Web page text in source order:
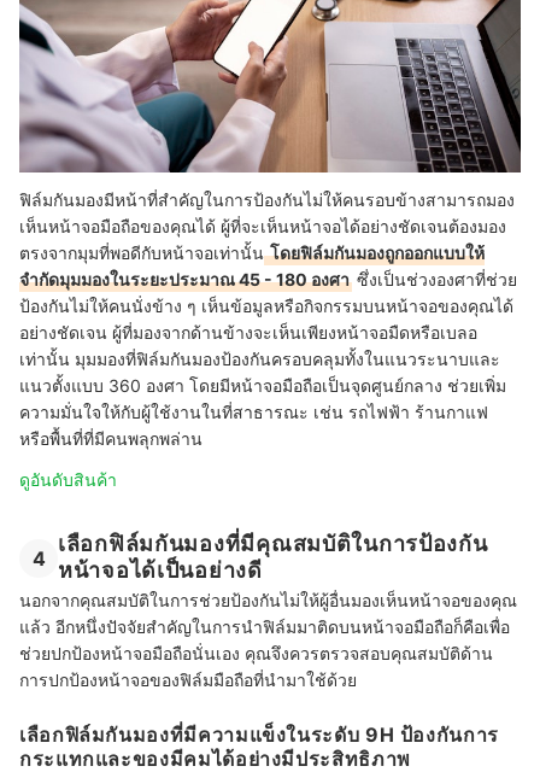
ฟิล์มกันมองมีหน้าที่สำคัญในการป้องกันไม่ให้คนรอบข้างสามารถมอง
เห็นหน้าจอมือถือของคุณได้ ผู้ที่จะเห็นหน้าจอได้อย่างชัดเจนต้องมอง
ตรงจากมุมที่พอดีกับหน้าจอเท่านั้นโดยฟิล์มกันมองถูกออกแบบให้
จำกัดมุมมองในระยะประมาณ 45 - 180 องศา ซึ่งเป็นช่วงองศาที่ช่วย
ป้องกันไม่ให้คนนั่งข้าง ๆ เห็นข้อมูลหรือกิจกรรมบนหน้าจอของคุณได้
อย่างชัดเจน ผู้ที่มองจากด้านข้างจะเห็นเพียงหน้าจอมืดหรือเบลอ
เท่านั้น มุมมองที่ฟิล์มกันมองป้องกันครอบคลุมทั้งในแนวระนาบและ
แนวตั้งแบบ 360 องศา โดยมีหน้าจอมือถือเป็นจุดศูนย์กลาง ช่วยเพิ่ม
ความมั่นใจให้กับผู้ใช้งานในที่สาธารณะ เช่น รถไฟฟ้า ร้านกาแฟ
หรือพื้นที่ที่มีคนพลุกพล่าน
ดูอันดับสินค้า
4
เลือกฟิล์มกันมองที่มีคุณสมบัติในการป้องกัน
หน้าจอได้เป็นอย่างดี
นอกจากคุณสมบัติในการช่วยป้องกันไม่ให้ผู้อื่นมองเห็นหน้าจอของคุณ
แล้ว อีกหนึ่งปัจจัยสำคัญในการนำฟิล์มมาติดบนหน้าจอมือถือก็คือเพื่อ
ช่วยปกป้องหน้าจอมือถือนั่นเอง คุณจึงควรตรวจสอบคุณสมบัติด้าน
การปกป้องหน้าจอของฟิล์มมือถือที่นำมาใช้ด้วย
เลือกฟิล์มกันมองที่มีความแข็งในระดับ 9H ป้องกันการ
กระแทกและของมีคมได้อย่างมีประสิทธิภาพ